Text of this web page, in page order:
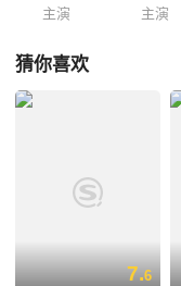
主演 主演
猜你喜欢
7.6